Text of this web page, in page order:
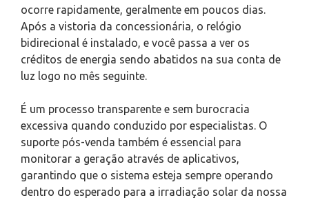
ocorre rapidamente, geralmente em poucos dias.
Após a vistoria da concessionária, o relógio
bidirecional é instalado, e você passa a ver os
créditos de energia sendo abatidos na sua conta de
luz logo no mês seguinte.
É um processo transparente e sem burocracia
excessiva quando conduzido por especialistas. O
suporte pós-venda também é essencial para
monitorar a geração através de aplicativos,
garantindo que o sistema esteja sempre operando
dentro do esperado para a irradiação solar da nossa